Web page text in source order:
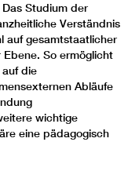
Studium der
Verständnis
auf gesamtstaatlicher
So ermöglicht
die
Abläufe
wichtige
eine pädagogisch